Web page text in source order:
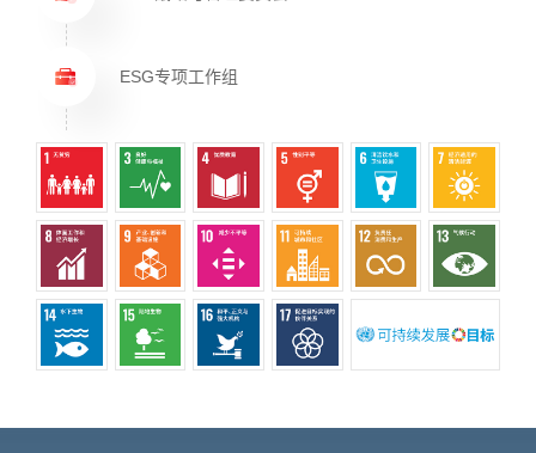
ESG专项工作组